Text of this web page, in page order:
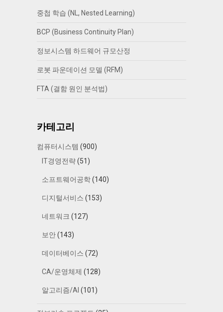
중첩 학습 (NL, Nested Learning)
BCP (Business Continuity Plan)
정보시스템 하드웨어 규모산정
로봇 파운데이션 모델 (RFM)
FTA (결함 원인 분석법)
카테고리
컴퓨터시스템 (900)
IT경영전략(51)
소프트웨어공학(140)
디지털서비스 (153)
네트워크 (127)
보안(143)
데이터베이스 (72)
CA/운영체제 (128)
알고리즘/AI (101)